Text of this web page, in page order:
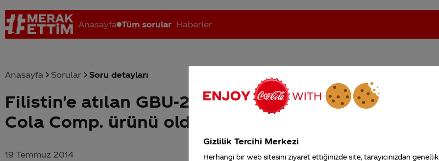
Anasayfa Tüm sorular Haberler
Coca-Cola nerenin malı? Coca cola İsrail malı mı Yani ... Coca-Cola'nın Filistin'de fabr... Coca-Cola’yı kim buldu?
Anasayfa Sorular Soru detayları
Filistin'e atılan GBU-28 tipi güdümlü bombaların
Cola Comp. ürünü olduğu iddiaları var. Doğru mu
19 Temmuz 2014
Gizlilik Tercihi Merkezi
Herhangi bir web sitesini ziyaret ettiğinizde site, tarayıcınızdan